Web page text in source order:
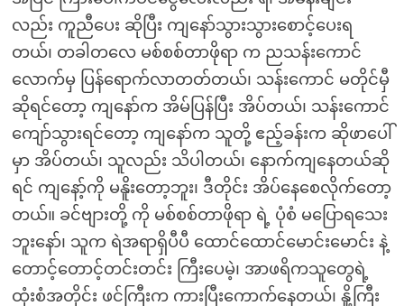
လည်း ကူညီပေး ဆိုပြီး ကျနော်သွားသွားစောင့်ပေးရ
တယ်၊ တခါတလေ မစ်စစ်တာဖိုရာ က ညသန်းကောင်
လောက်မှ ပြန်ရောက်လာတတ်တယ်၊ သန်းကောင် မတိုင်မှီ
ဆိုရင်တော့ ကျနော်က အိမ်ပြန်ပြီး အိပ်တယ်၊ သန်းကောင်
ကျော်သွားရင်တော့ ကျနော်က သူတို့ ဧည့်ခန်းက ဆိုဖာပေါ်
မှာ အိပ်တယ်၊ သူလည်း သိပါတယ်၊ နောက်ကျနေတယ်ဆို
ရင် ကျနော့်ကို မနိူးတော့ဘူး၊ ဒီတိုင်း အိပ်နေစေလိုက်တော့
တယ်။ ခင်ဗျားတို့ ကို မစ်စစ်တာဖိုရာ ရဲ့ ပုံစံ မပြောရသေး
ဘူးနော်၊ သူက ရဲအရာရှိပီပီ ထောင်ထောင်မောင်းမောင်း နဲ့
တောင့်တောင့်တင်းတင်း ကြီးပေမဲ့၊ အာဖရိကသူတွေရဲ့
ထုံးစံအတိုင်း ဖင်ကြီးက ကားပြီးကောက်နေတယ်၊ နိူ့ကြီး